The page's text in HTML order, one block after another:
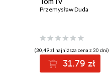
Przemysław Duda
(30,49 zł najniższa cena z 30 dni)
31.79 zł